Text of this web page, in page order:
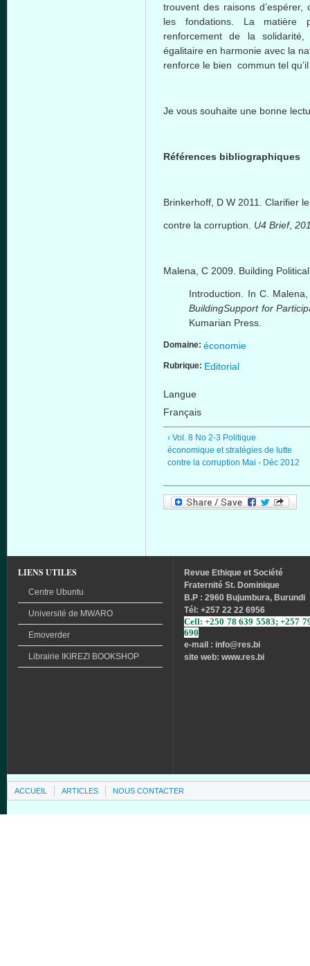
trouvent des raisonsd’espérer,
les fondations. La matière
renforcement de la solidarité
égalitaire en harmonie avec la
renforce le bien commun tel qu’il
Je vous souhaite une bonne
Références bibliographiques
Brinkerhoff , D W 2011. Clarifier
contre la corruption. U4 Brief,
Malena , C 2009. Building
Introduction. In C. Malena
BuildingSupportfor
Kumarian Press.
Domaine: économie
Rubrique: Editorial
Langue
Français
‹ Vol. 8 No 2-3 Politique
économique et stratégies de lutte
contre la corruption Mai - Déc 2012
LIENS UTILES
Centre Ubuntu
Université de MWARO
Emoverder
Librairie IKIREZI BOOKSHOP
Revue Ethique et Société
Fraternité St. Dominique
B.P : 2960 Bujumbura, Burundi
Tél : +257 22 22 6956
Cell: +250 78 639 5583; +257
690
e-mail : info@res.bi
site web: www.res.bi
ACCUEIL ARTICLES NOUS CONTACTER